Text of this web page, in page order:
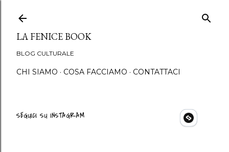
LA FENICE BOOK
BLOG CULTURALE
CHI SIAMO COSA FACCIAMO CONTATTACI
SEGUICI SU INSTAGRAM